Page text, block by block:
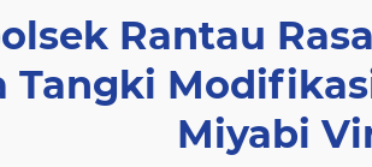
Rantau
Tangki
Miyabi